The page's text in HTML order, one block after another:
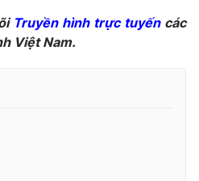
Truyền hình trực tuyếncác
Việt Nam.